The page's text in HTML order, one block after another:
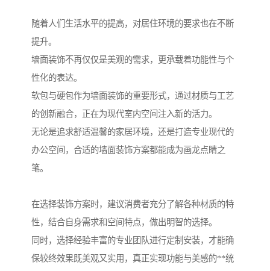
随着人们生活水平的提高，对居住环境的要求也在不断
提升。
墙面装饰不再仅仅是美观的需求，更承载着功能性与个
性化的表达。
软包与硬包作为墙面装饰的重要形式，通过材质与工艺
的创新融合，正在为现代室内空间注入新的活力。
无论是追求舒适温馨的家居环境，还是打造专业现代的
办公空间，合适的墙面装饰方案都能成为画龙点睛之
笔。
在选择装饰方案时，建议消费者充分了解各种材质的特
性，结合自身需求和空间特点，做出明智的选择。
同时，选择经验丰富的专业团队进行定制安装，才能确
保较终效果既美观又实用，真正实现功能与美感的**统